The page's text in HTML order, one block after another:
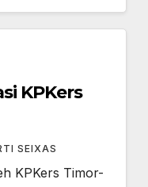
KPKers
SEIXAS
KPKers Timor-